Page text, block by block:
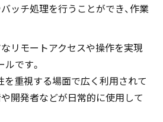
ッチ処理を行うことができ、作業
リモートアクセスや操作を実現
です。
を重視する場面で広く利用されて
開発者などが日常的に使用して